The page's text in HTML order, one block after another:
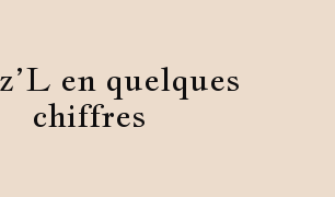
en quelques
chiffres